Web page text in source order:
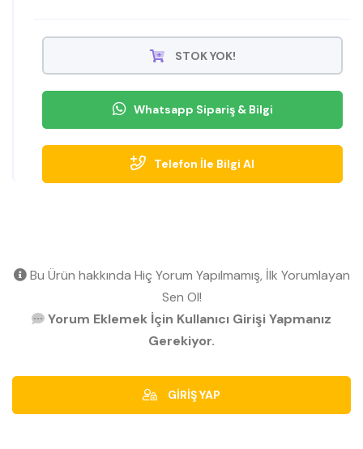
STOK YOK!
Whatsapp Sipariş & Bilgi
Telefon İle Bilgi Al
Bu Ürün hakkında Hiç Yorum Yapılmamış, İlk Yorumlayan
Sen Ol!
Yorum Eklemek İçin Kullanıcı Girişi Yapmanız
Gerekiyor.
GİRİŞ YAP